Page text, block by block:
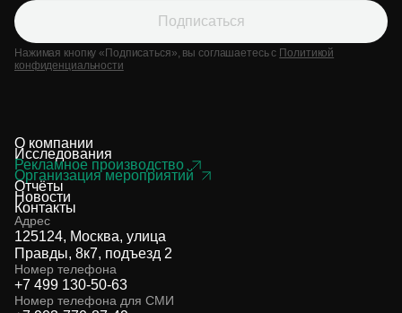
Подписаться
Нажимая кнопку «Подписаться», вы соглашаетесь с Политикой
конфиденциальности
О компании
Исследования
Рекламное производство
Организация мероприятий
Отчёты
Новости
Контакты
Адрес
125124, Москва, улица
Правды, 8к7, подъезд 2
Номер телефона
+7 499 130-50-63
Номер телефона для СМИ